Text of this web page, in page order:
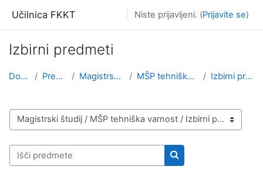
Učilnica FKKT Niste prijavljeni. (Prijavite se)
Izbirni predmeti
Domov Predmeti Magistrski študij MŠP tehniška varnost Izbirni predmeti
Kategorije predmetov
Išči predmete
Išči predmete